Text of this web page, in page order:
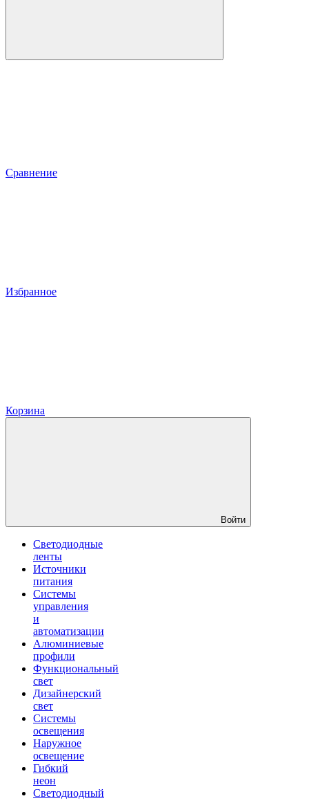
Сравнение
Избранное
Корзина
Войти
Светодиодные
ленты
Источники
питания
Системы
управления
и
автоматизации
Алюминиевые
профили
Функциональный
свет
Дизайнерский
свет
Системы
освещения
Наружное
освещение
Гибкий
неон
Светодиодный